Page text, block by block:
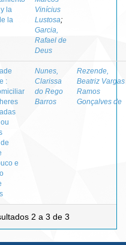
la
la
Vinícius
Lustosa;
Garcia,
Rafael de
Deus
:
e
Nunes,
Clarissa
do Rego
Barros
Rezende,
Beatriz Vargas
Ramos
Gonçalves de
2 a 3 de 3